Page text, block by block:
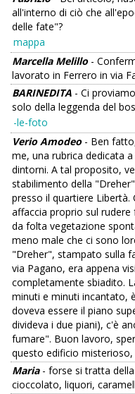
all'interno di ciò che
delle fate"?
mappa
Marcella Melillo -
lavorato in Ferrero in via
BARINEDITA - Ci
solo della leggenda del
-le-foto
Verio Amodeo- Ben
me, una rubrica dedicata
dintorni. A tal proposito,
stabilimento della
presso il quartiere Libertà.
affaccia proprio sul
da folta vegetazione
meno male che ci sono
"Dreher", stampato sulla
via Pagano, era appena
completamente sbiadito.
minuti e minuti incantato,
doveva essere il piano
divideva i due piani), c'è
fumare". Buon lavoro,
questo edificio
Maria- forse si tratta
cioccolato, liquori,